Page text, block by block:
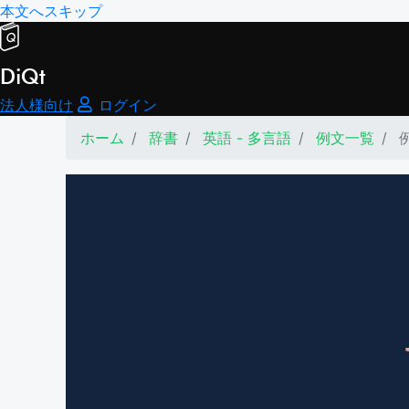
本文へスキップ
DiQt
法人様向け
ログイン
ホーム
辞書 英語 - 多言語 例文一覧